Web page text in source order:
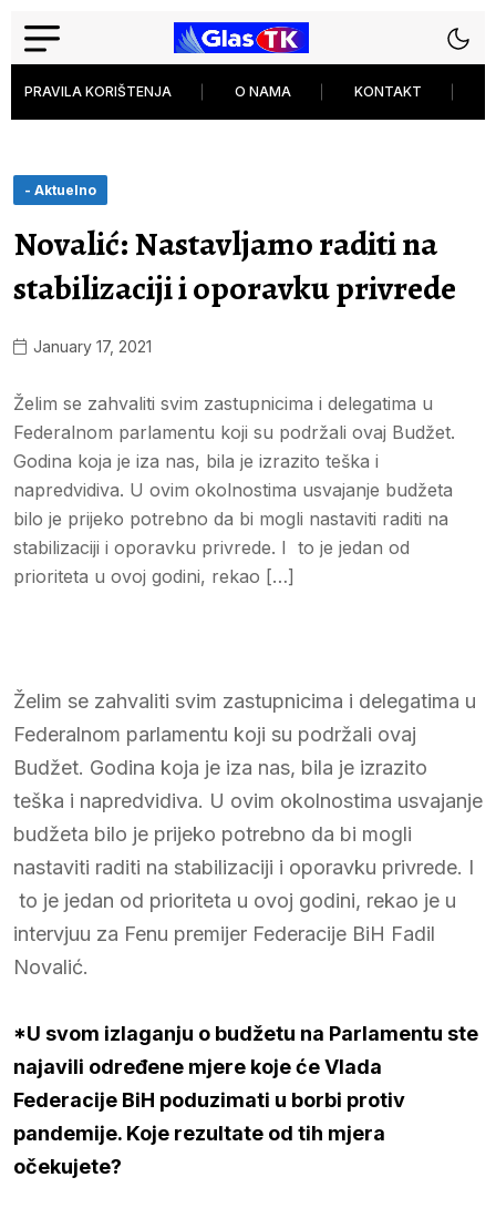
PRAVILA KORIŠTENJA O NAMA KONTAKT
- Aktuelno
Novalić: Nastavljamo raditi na
stabilizaciji i oporavku privrede
January 17, 2021
Želim se zahvaliti svim zastupnicima i delegatima u
Federalnom parlamentu koji su podržali ovaj Budžet.
Godina koja je iza nas, bila je izrazito teška i
napredvidiva. U ovim okolnostima usvajanje budžeta
bilo je prijeko potrebno da bi mogli nastaviti raditi na
stabilizaciji i oporavku privrede. I to je jedan od
prioriteta u ovoj godini, rekao […]
Želim se zahvaliti svim zastupnicima i delegatima u
Federalnom parlamentu koji su podržali ovaj
Budžet. Godina koja je iza nas, bila je izrazito
teška i napredvidiva. U ovim okolnostima usvajanje
budžeta bilo je prijeko potrebno da bi mogli
nastaviti raditi na stabilizaciji i oporavku privrede. I
to je jedan od prioriteta u ovoj godini, rekao je u
intervjuu za Fenu premijer Federacije BiH Fadil
Novalić.
*U svom izlaganju o budžetu na Parlamentu ste
najavili određene mjere koje će Vlada
Federacije BiH poduzimati u borbi protiv
pandemije. Koje rezultate od tih mjera
očekujete?